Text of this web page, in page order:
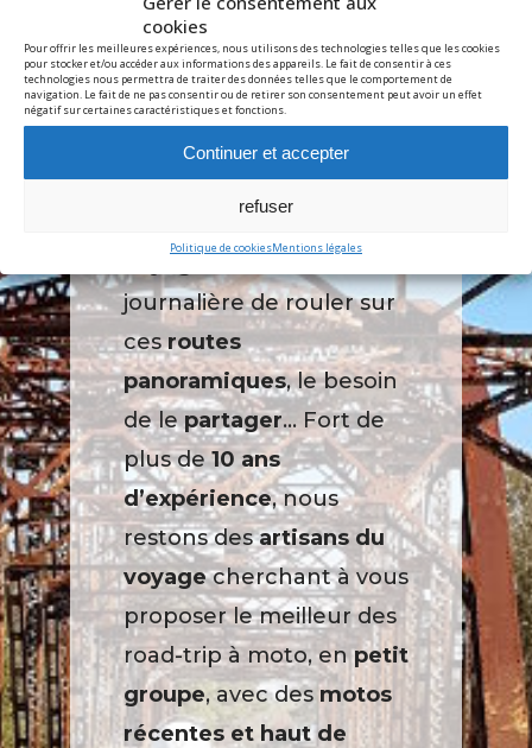
cookies
Pour offrir les meilleures expériences, nous utilisons des technologies telles que les cookies
pour stocker et/ou accéder aux informations des appareils. Le fait de consentir à ces
technologies nous permettra de traiter des données telles que le comportement de
navigation. Le fait de ne pas consentir ou de retirer son consentement peut avoir un effet
négatif sur certaines caractéristiques et fonctions.
Continuer et accepter
refuser
Politique de cookiesMentions légales
Une formidable
expérience de voyage
basée sur lefun, la
libertéet lesamis.
Road2luxe est née de
journalière de rouler sur
cesroutes
panoramiques, le besoin
de lepartager… Fort de
plus de10 ans
d’expérience, nous
restons desartisans du
voyagecherchant à vous
proposer le meilleur des
road-trip à moto, enpetit
groupe, avec des motos
récentes et haut de